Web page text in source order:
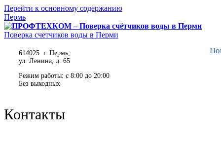
Перейти к основному содержанию
Пермь
Поверка счетчиков воды в Перми
614025 г. Пермь,
ул. Ленина, д. 65
Режим работы: с 8:00 до 20:00
Без выходных
Контакты